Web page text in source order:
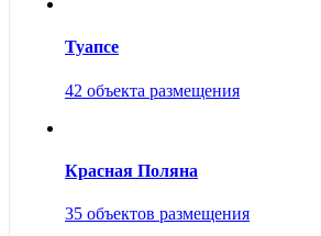
Туапсе
42 объекта размещения
Красная Поляна
35 объектов размещения